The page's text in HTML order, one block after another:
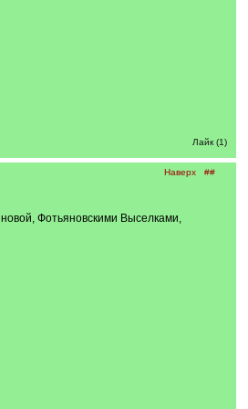
Лайк (1)
Наверх ##
Фотьяновскими Выселками,